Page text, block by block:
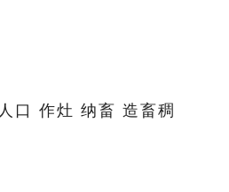
口 作灶 纳畜 造畜稠